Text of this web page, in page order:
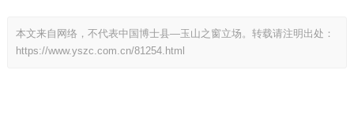
本文来自网络，不代表中国博士县—玉山之窗立场。转载请注明出处：
https://www.yszc.com.cn/81254.html